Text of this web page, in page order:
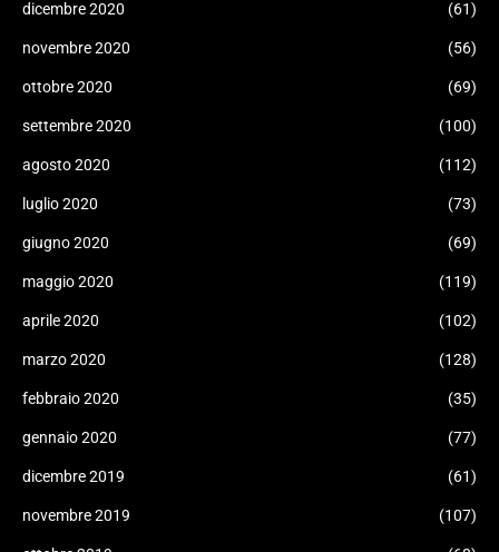
dicembre 2020 (61)
novembre 2020 (56)
ottobre 2020 (69)
settembre 2020 (100)
agosto 2020 (112)
luglio 2020 (73)
giugno 2020 (69)
maggio 2020 (119)
aprile 2020 (102)
marzo 2020 (128)
febbraio 2020 (35)
gennaio 2020 (77)
dicembre 2019 (61)
novembre 2019 (107)